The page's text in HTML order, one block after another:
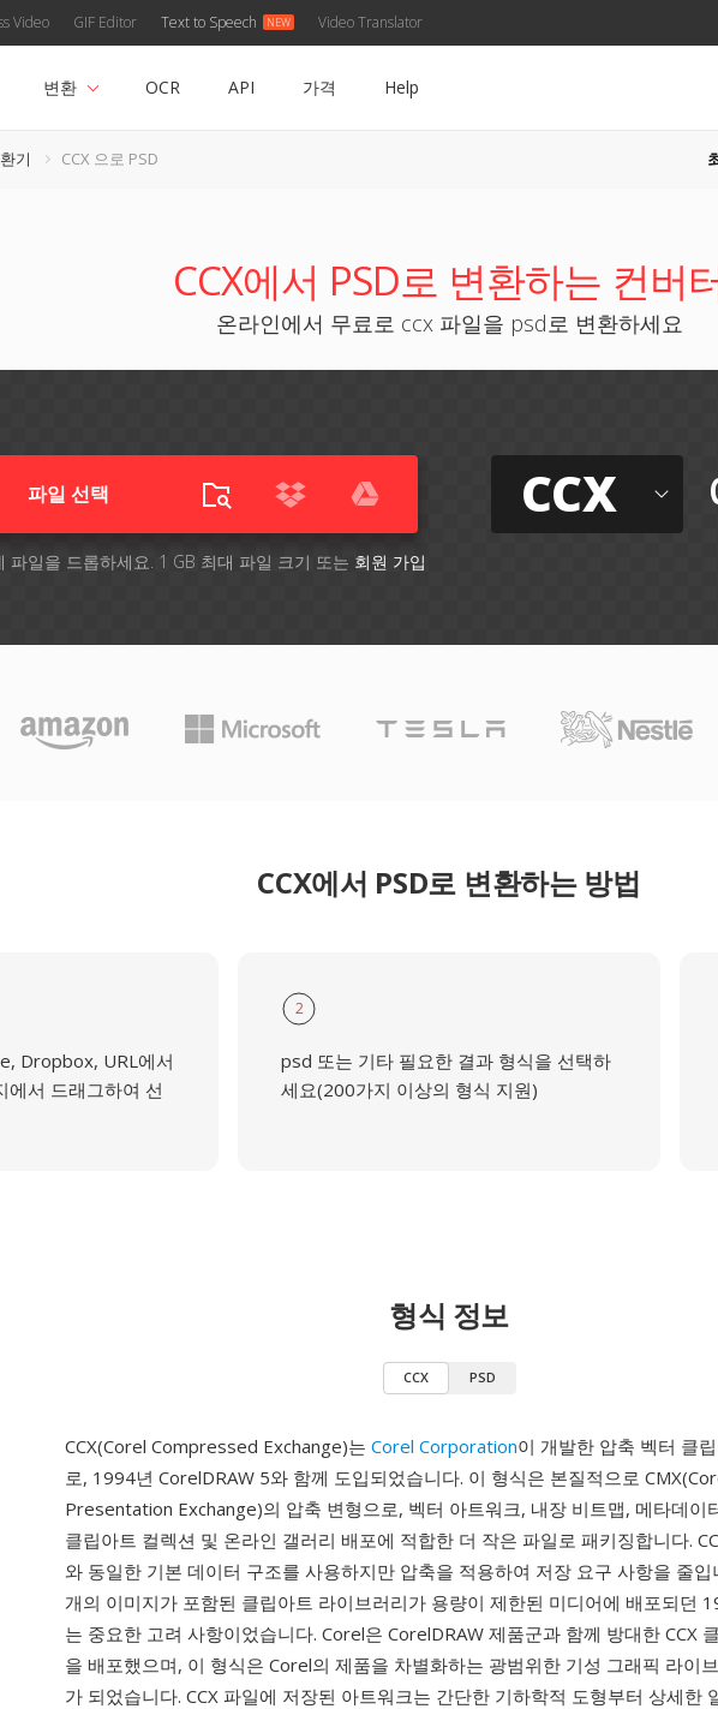
Video GIF Editor Text to Speech Video Translator
변환 OCR API 가격 Help
기 CCX 으로 PSD
CCX에서 PSD로 변환하는 컨버
온라인에서 무료로 ccx 파일을 psd로 변환하세요
파일 선택
파일을 드롭하세요. 1 GB 최대 파일 크기 또는 회원 가입
CCX
CCX에서 PSD로 변환하는 방법
Dropbox, URL에서
에서 드래그하여 선
2
psd 또는 기타 필요한 결과 형식을 선택하
세요(200가지 이상의 형식 지원)
형식 정보
CCX PSD
CCX(Corel Compressed Exchange)는 Corel Corporation이 개발한 압축 벡터 클
로, 1994년 CorelDRAW 5와 함께 도입되었습니다. 이 형식은 본질적으로
Presentation Exchange)의 압축 변형으로, 벡터 아트워크, 내장 비트맵, 메타데이
클립아트 컬렉션 및 온라인 갤러리 배포에 적합한 더 작은 파일로 패키징합니다.
와 동일한 기본 데이터 구조를 사용하지만 압축을 적용하여 저장 요구 사항을 줄
개의 이미지가 포함된 클립아트 라이브러리가 용량이 제한된 미디어에 배포되던
는 중요한 고려 사항이었습니다. Corel은 CorelDRAW 제품군과 함께 방대한 CCX
을 배포했으며, 이 형식은 Corel의 제품을 차별화하는 광범위한 기성 그래픽 라이
가 되었습니다. CCX 파일에 저장된 아트워크는 간단한 기하학적 도형부터 상세한